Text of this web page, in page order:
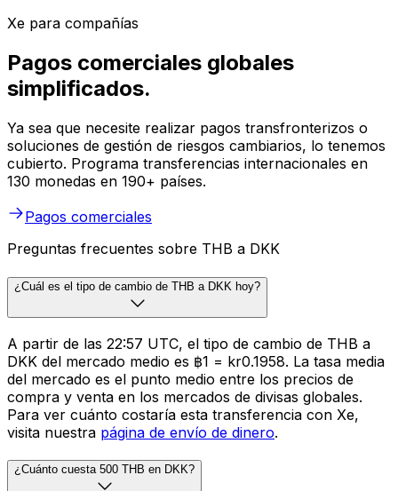
Xe para compañías
Pagos comerciales globales
simplificados.
Ya sea que necesite realizar pagos transfronterizos o
soluciones de gestión de riesgos cambiarios, lo tenemos
cubierto. Programa transferencias internacionales en
130 monedas en 190+ países.
Pagos comerciales
Preguntas frecuentes sobre THB a DKK
¿Cuál es el tipo de cambio de THB a DKK hoy?
A partir de las 22:57 UTC, el tipo de cambio de THB a
DKK del mercado medio es ฿1 = kr0.1958. La tasa media
del mercado es el punto medio entre los precios de
compra y venta en los mercados de divisas globales.
Para ver cuánto costaría esta transferencia con Xe,
visita nuestra página de envío de dinero.
¿Cuánto cuesta 500 THB en DKK?